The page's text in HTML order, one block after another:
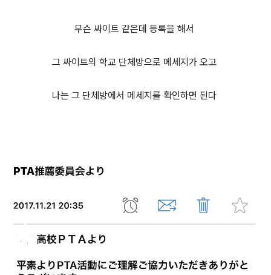
무슨 싸이트 같은데 등록을 해서
그 싸이트의 학교 단체방으로 메세지가 오고
나는 그 단체방에서 메세지를 확인하면 된다